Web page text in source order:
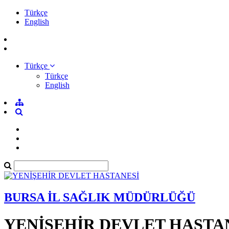
Türkçe
English
Türkçe
Türkçe
English
BURSA İL SAĞLIK MÜDÜRLÜĞÜ
YENİŞEHİR DEVLET